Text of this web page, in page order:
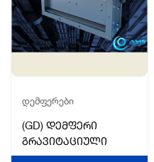
ᲓᲔᲛᲤᲔᲠᲔᲑᲘ
(GD) დემფერი
გრავიტაციული